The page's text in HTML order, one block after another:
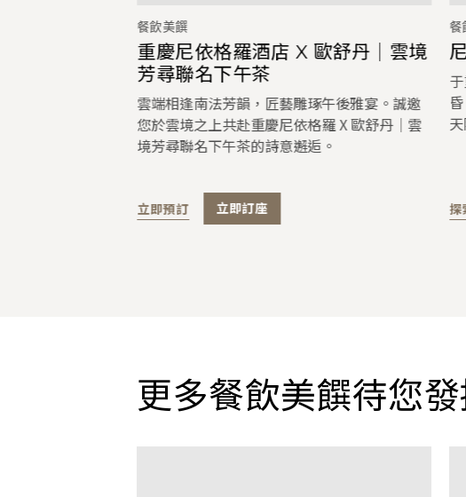
餐飲美饌
重慶尼依格羅酒店 X 歐舒丹│雲境
芳尋聯名下午茶
雲端相逢南法芳韻，匠藝雕琢午後雅宴。誠邀
您於雲境之上共赴重慶尼依格羅 X 歐舒丹│雲
境芳尋聯名下午茶的詩意邂逅。
立即預訂 立即訂座
餐
探
更多餐飲美饌待您發